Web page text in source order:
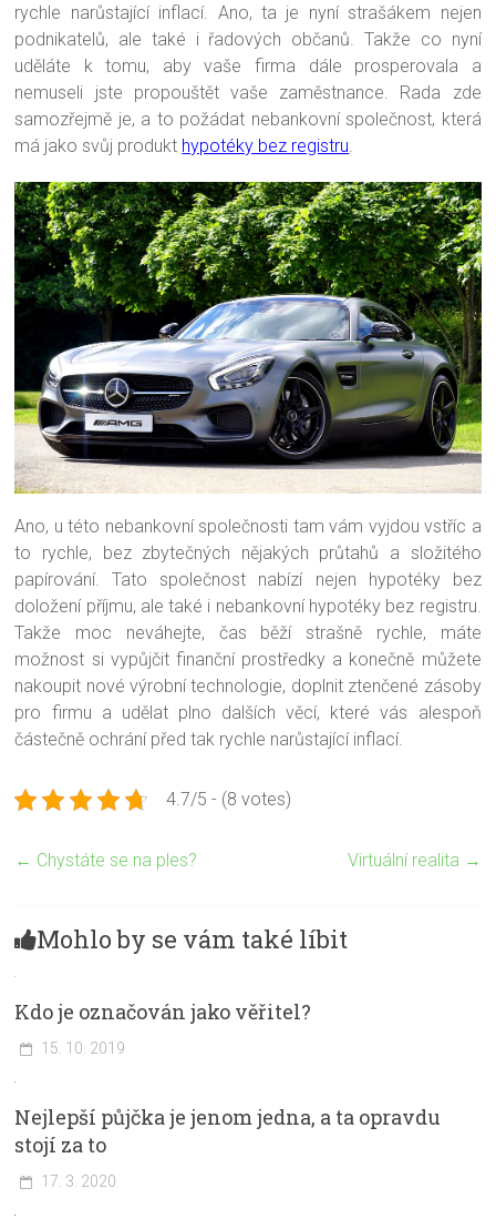
rychle narůstající inflací. Ano, ta je nyní strašákem nejen
podnikatelů, ale také i řadových občanů. Takže co nyní
uděláte k tomu, aby vaše firma dále prosperovala a
nemuseli jste propouštět vaše zaměstnance. Rada zde
samozřejmě je, a to požádat nebankovní společnost, která
má jako svůj produkt hypotéky bez registru.
Ano, u této nebankovní společnosti tam vám vyjdou vstříc a
to rychle, bez zbytečných nějakých průtahů a složitého
papírování. Tato společnost nabízí nejen hypotéky bez
doložení příjmu, ale také i nebankovní hypotéky bez registru.
Takže moc neváhejte, čas běží strašně rychle, máte
možnost si vypůjčit finanční prostředky a konečně můžete
nakoupit nové výrobní technologie, doplnit ztenčené zásoby
pro firmu a udělat plno dalších věcí, které vás alespoň
částečně ochrání před tak rychle narůstající inflací.
4.7/5 - (8 votes)
← Chystáte se na ples? Virtuální realita →
Mohlo by se vám také líbit
Kdo je označován jako věřitel?
15. 10. 2019
Nejlepší půjčka je jenom jedna, a ta opravdu
stojí za to
17. 3. 2020